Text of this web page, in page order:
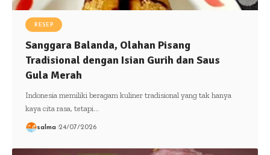
RESEP
Sanggara Balanda, Olahan Pisang
Tradisional dengan Isian Gurih dan Saus
Gula Merah
Indonesia memiliki beragam kuliner tradisional yang tak hanya
kaya cita rasa, tetapi…
salma 24/07/2026